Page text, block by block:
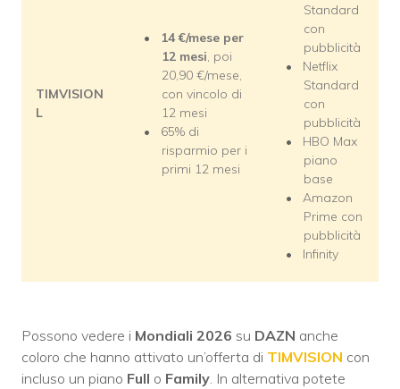
TIMVISION
L
14 €/mese per
12 mesi, poi
20,90 €/mese,
con vincolo di
12 mesi
65% di
risparmio per i
primi 12 mesi
Standard
con
pubblicità
Netflix
Standard
con
pubblicità
HBO Max
piano
base
Amazon
Prime con
pubblicità
Infinity
Possono vedere i Mondiali 2026 su DAZN anche
coloro che hanno attivato un’offerta di TIMVISION con
incluso un piano Full o Family . In alternativa potete